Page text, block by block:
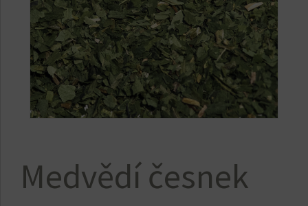
Medvědí česnek